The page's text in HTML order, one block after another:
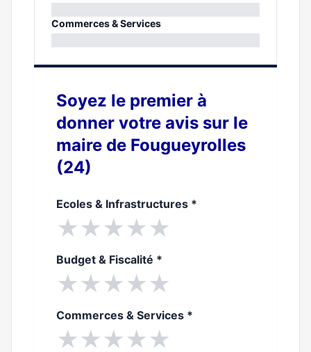
0%
Commerces & Services
Soyez le premier à
donner votre avis sur le
maire de Fougueyrolles
(24)
Ecoles & Infrastructures *
★★★★★
Budget & Fiscalité *
★★★★★
Commerces & Services *
★★★★★